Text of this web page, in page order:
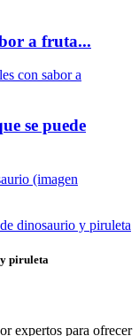
a fruta...
se puede
piruleta
expertos para ofrecer